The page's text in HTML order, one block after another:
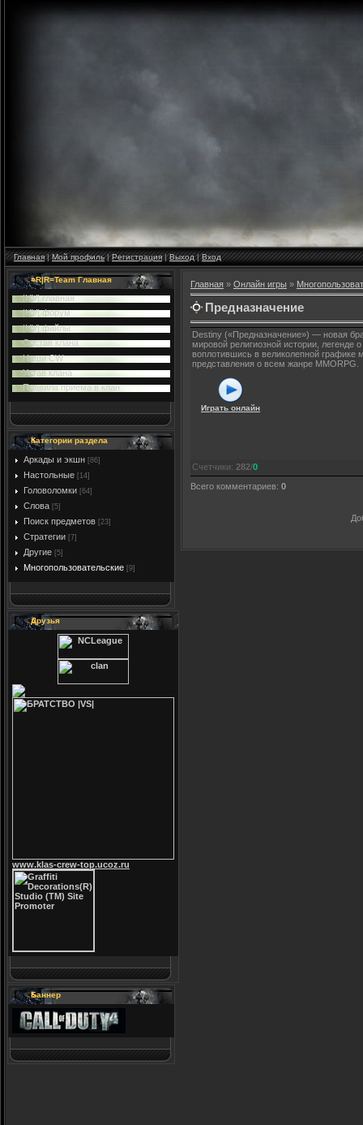
Главная|Мой профиль|Регистрация|Выход|Вход
=R|R=Team Главная
|HV| главная
|HV| форум
|HV| файлы
Cостав клана
Наши CW
Устав клана
Правила приема в клан
Категории раздела
Аркады и экшн [86]
Настольные [14]
Головоломки [64]
Слова [5]
Поиск предметов [23]
Стратегии [7]
Другие [5]
Многопользовательские [9]
Друзья
www.klas-crew-top.ucoz.ru
Баннер
Главная » Онлайн игры »
Предназначение
Destiny («Предназначение») — новая
мировой религиозной истории, легенде
воплотившись в великолепной графике
представления о всем жанре MMORPG.
Играть онлайн
Счетчики: 282/0
Всего комментариев: 0